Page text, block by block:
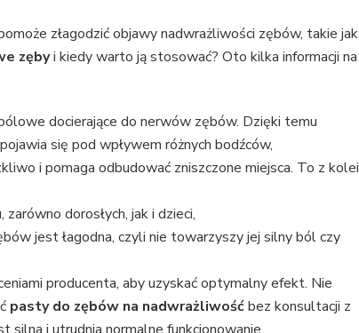
złagodzić objawy nadwrażliwości zębów, takie jak
zębyi kiedy warto ją stosować? Oto kilka informacji na
docierające do nerwów zębów. Dzięki temu
się pod wpływem różnych bodźców,
i pomaga odbudować zniszczone miejsca. To z kolei
dorosłych, jak i dzieci,
jest łagodna, czyli nie towarzyszy jej silny ból czy
producenta, aby uzyskać optymalny efekt. Nie
pasty do zębów na nadwrażliwośćbez konsultacji z